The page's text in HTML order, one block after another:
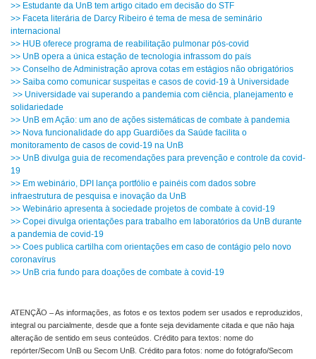
>> Estudante da UnB tem artigo citado em decisão do STF
>> Faceta literária de Darcy Ribeiro é tema de mesa de seminário
internacional
>> HUB oferece programa de reabilitação pulmonar pós-covid
>> UnB opera a única estação de tecnologia infrassom do país
>> Conselho de Administração aprova cotas em estágios não obrigatórios
>> Saiba como comunicar suspeitas e casos de covid-19 à Universidade
>> Universidade vai superando a pandemia com ciência, planejamento e
solidariedade
>> UnB em Ação: um ano de ações sistemáticas de combate à pandemia
>> Nova funcionalidade do app Guardiões da Saúde facilita o
monitoramento de casos de covid-19 na UnB
>> UnB divulga guia de recomendações para prevenção e controle da covid-
19
>> Em webinário, DPI lança portfólio e painéis com dados sobre
infraestrutura de pesquisa e inovação da UnB
>> Webinário apresenta à sociedade projetos de combate à covid-19
>> Copei divulga orientações para trabalho em laboratórios da UnB durante
a pandemia de covid-19
>> Coes publica cartilha com orientações em caso de contágio pelo novo
coronavírus
>> UnB cria fundo para doações de combate à covid-19
ATENÇÃO – As informações, as fotos e os textos podem ser usados e reproduzidos,
integral ou parcialmente, desde que a fonte seja devidamente citada e que não haja
alteração de sentido em seus conteúdos. Crédito para textos: nome do
repórter/Secom UnB ou Secom UnB. Crédito para fotos: nome do fotógrafo/Secom